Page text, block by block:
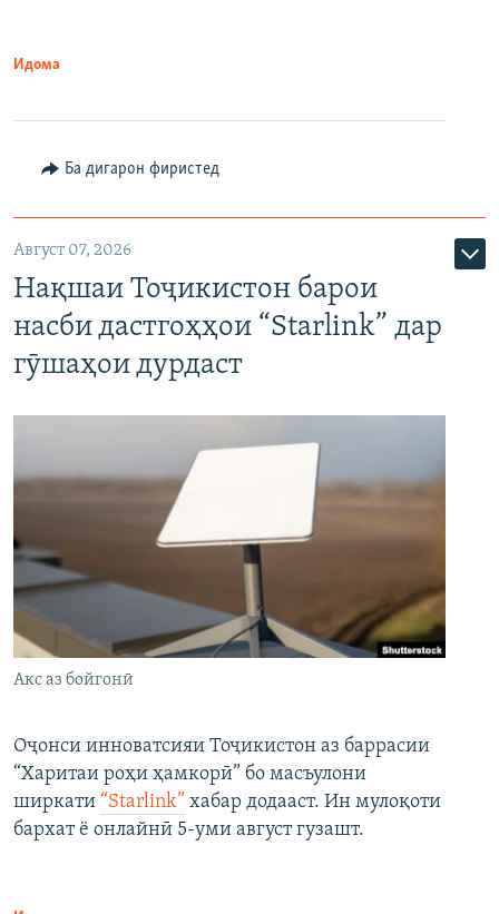
Идома
Ба дигарон фиристед
Август 07, 2026
Нақшаи Тоҷикистон барои
насби дастгоҳҳои “Starlink” дар
гӯшаҳои дурдаст
Акс аз бойгонӣ
Оҷонси инноватсияи Тоҷикистон аз баррасии
“Харитаи роҳи ҳамкорӣ” бо масъулони
ширкати “Starlink” хабар додааст. Ин мулоқоти
бархат ё онлайнӣ 5-уми август гузашт.